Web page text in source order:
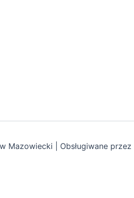
Mazowiecki | Obsługiwane przez